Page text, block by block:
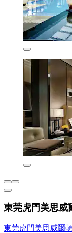
東莞虎門美思威
東莞虎門美思威爾